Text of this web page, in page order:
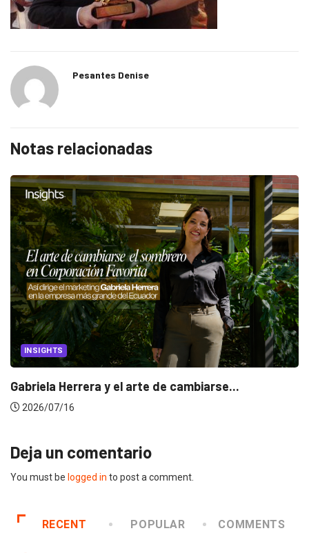
Pesantes Denise
Notas relacionadas
INSIGHTS
Gabriela Herrera y el arte de cambiarse...
2026/07/16
Deja un comentario
You must be logged in to post a comment.
RECENT POPULAR COMMENTS